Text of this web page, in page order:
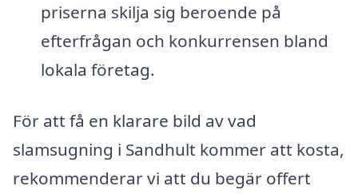
priserna skilja sig beroende på
efterfrågan och konkurrensen bland
lokala företag.
För att få en klarare bild av vad
slamsugning i Sandhult kommer att kosta,
rekommenderar vi att du begär offert